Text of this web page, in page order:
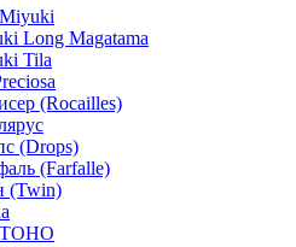
Long Magatama
Tila
(Rocailles)
(Drops)
(Farfalle)
(Twin)